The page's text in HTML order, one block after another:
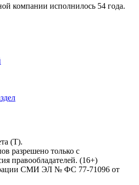
компании исполнилось 54 года.
(Т).
разрешено только с
правообладателей. (16+)
СМИ ЭЛ № ФС 77-71096 от